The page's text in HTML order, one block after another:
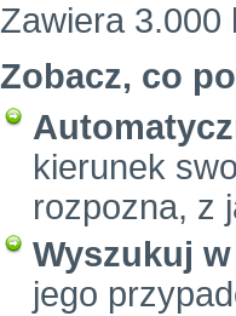
Zawiera 3.000
Zobacz, co
kierunek
rozpozna, z
Wyszukuj
jego